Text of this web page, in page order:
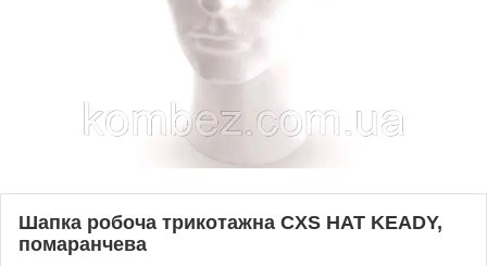
Шапка робоча трикотажна CXS HAT KEADY,
помаранчева